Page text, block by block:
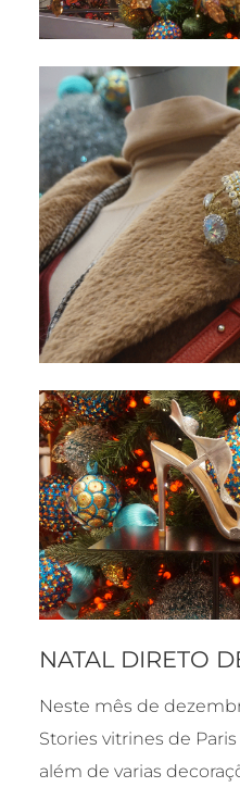
NATAL DIRETO
Neste mês de
Stories vitrines de
além de varias